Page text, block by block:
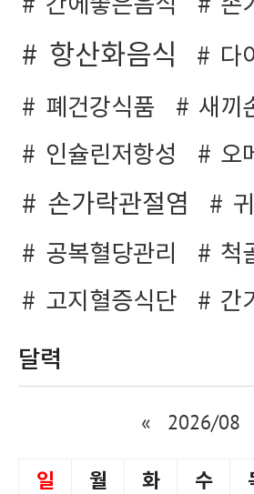
간에좋은음식
손
항산화음식
다
폐건강식품
새끼
인슐린저항성
오
손가락관절염
공복혈당관리
척
고지혈증식단
간
달력
« 2026/08
일 월 화 수